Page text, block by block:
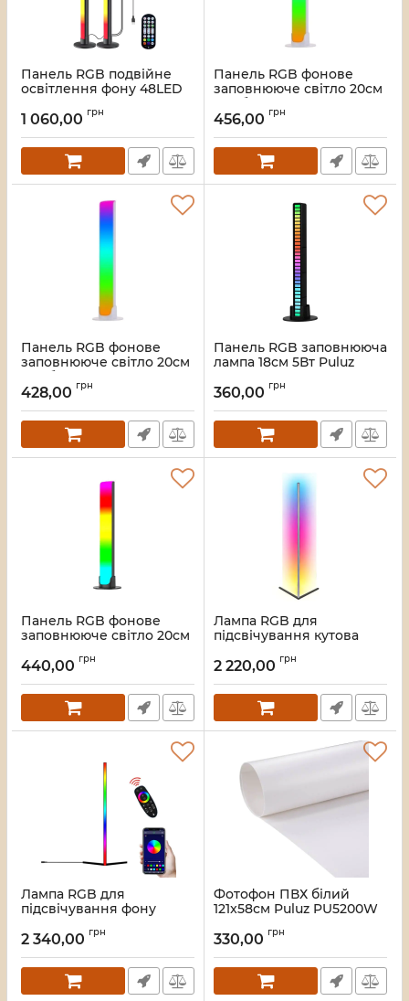
Панель RGB подвійне
освітлення фону 48LED
004
Артикул:4232
1 060,00 грн
Панель RGB фонове
заповнююче світло 20см
5Вт біла акумулятор
Puluz TBD0603377501L
Артикул:3951
456,00 грн
Панель RGB фонове
заповнююче світло 20см
5Вт біла Type-C Puluz
TBD0603377502L
Артикул:3950
428,00 грн
Панель RGB заповнююча
лампа 18см 5Вт Puluz
Артикул:3857
360,00 грн
Панель RGB фонове
заповнююче світло 20см
Артикул:3856
440,00 грн
Лампа RGB для
підсвічування кутова
Puluz AFL140
Артикул:3855
2 220,00 грн
Лампа RGB для
підсвічування фону
TBD0603377301
Артикул:3854
2 340,00 грн
Фотофон ПВХ білий
121x58см Puluz PU5200W
330,00 грн